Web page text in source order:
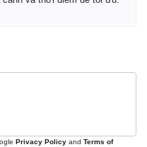
Privacy Policy and Terms of